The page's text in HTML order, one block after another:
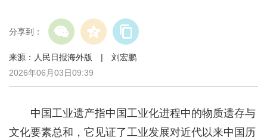
分享到：
来源：人民日报海外版 | 刘宏鹏
2026年06月03日09:39
中国工业遗产指中国工业化进程中的物质遗存与
文化要素总和，它见证了工业发展对近代以来中国历